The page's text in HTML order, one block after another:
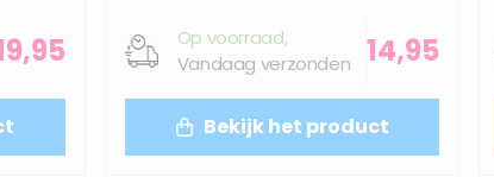
Op voorraad,
Vandaag verzonden
14,95
Bekijk het product